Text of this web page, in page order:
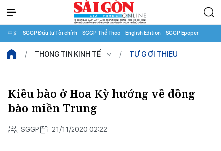
中文 SGGP Đầu tư Tài chính SGGP Thể Thao English Edition SGGP Epaper
THÔNG TIN KINH TẾ TỰ GIỚI THIỆU
Kiều bào ở Hoa Kỳ hướng về đồng
bào miền Trung
SGGP 21/11/2020 02:22